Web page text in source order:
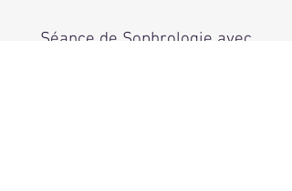
Séance de Sophrologie avec